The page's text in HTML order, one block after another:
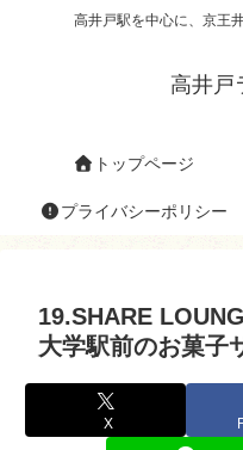
高井戸駅を中心に、京王
高井戸
トップページ
プライバシーポリシー
19.SHARE
大学駅前のお菓子
X